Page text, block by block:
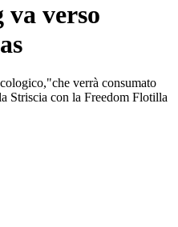
verso
verrà consumato
Striscia con la Freedom Flotilla